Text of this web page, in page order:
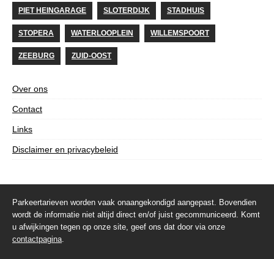
PIET HEINGARAGE SLOTERDIJK STADHUIS
STOPERA WATERLOOPLEIN WILLEMSPOORT
ZEEBURG ZUID-OOST
Over ons
Contact
Links
Disclaimer en privacybeleid
Parkeertarieven worden vaak onaangekondigd aangepast. Bovendien
wordt de informatie niet altijd direct en/of juist gecommuniceerd. Komt
u afwijkingen tegen op onze site, geef ons dat door via onze
contactpagina.